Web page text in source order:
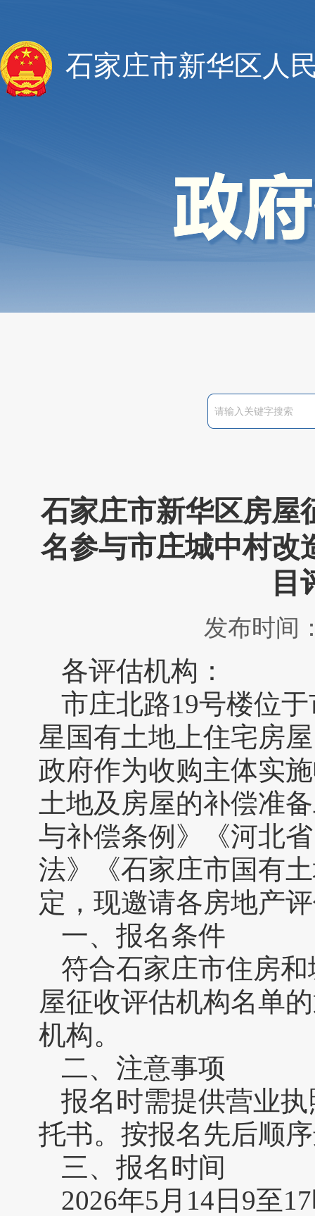
石家庄市新华区人
石家庄市新华区房屋
名参与市庄城中村改
目
发布时间
各评估机构：
市庄北路19号楼位
星国有土地上住宅房
政府作为收购主体实
土地及房屋的补偿准
与补偿条例》《河北
法》《石家庄市国有
定，现邀请各房地产
一、报名条件
符合石家庄市住房
屋征收评估机构名单
机构。
二、注意事项
报名时需提供营业
托书。按报名先后顺
三、报名时间
2026年5月14日9至